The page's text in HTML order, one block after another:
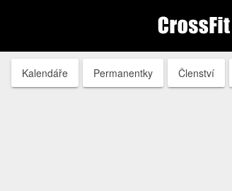
Kalendáře Permanentky Členství